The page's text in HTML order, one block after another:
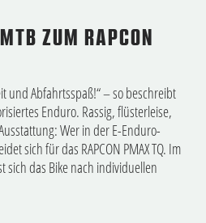
ZUM RAPCON
und Abfahrtsspaß!“ – so beschreibt
Enduro. Rassig, flüsterleise,
Wer in der E-Enduro-
sich für das RAPCON PMAX TQ. Im
sich das Bike nach individuellen